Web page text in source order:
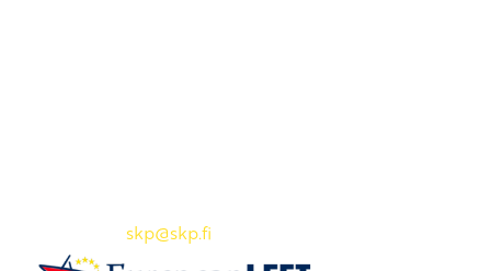
skp@skp.fi